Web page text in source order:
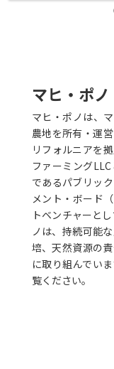
マヒ・ポノ
マヒ・ポノは、
農地を所有・運
リフォルニアを
ファーミング
であるパブリッ
メント・ボード
トベンチャーと
ノは、持続可能
培、天然資源の
に取り組んでい
覧ください。